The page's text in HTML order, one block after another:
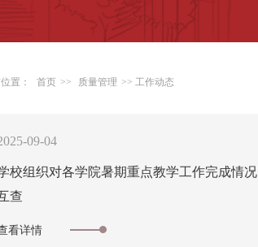
置： 首页 >> 质量管理 >> 工作动态
09-04
校组织对各学院暑期重点教学工作完成情况
查
看详情